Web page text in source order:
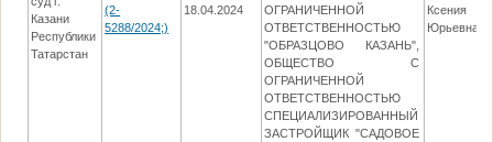
Казани
Республики
Татарстан
(2-
5288/2024;)
18.04.2024
ОГРАНИЧЕННОЙ
ОТВЕТСТВЕННОСТЬЮ
"ОБРАЗЦОВО КАЗАНЬ",
ОБЩЕСТВО С
ОГРАНИЧЕННОЙ
ОТВЕТСТВЕННОСТЬЮ
СПЕЦИАЛИЗИРОВАННЫЙ
ЗАСТРОЙЩИК "САДОВОЕ
Ксения
Юрьевна